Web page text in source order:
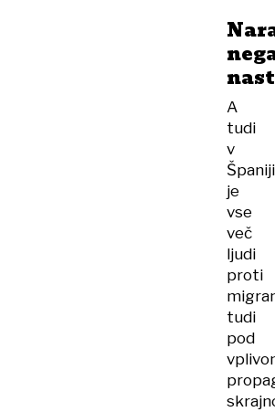
A
tudi
v
Španiji
je
vse
več
ljudi
proti
tudi
pod